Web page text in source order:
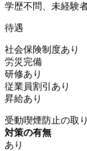
学歴不問、未経験
待遇
社会保険制度あり
労災完備
研修あり
従業員割引あり
昇給あり
受動喫煙防止の取
対策の有無
あり